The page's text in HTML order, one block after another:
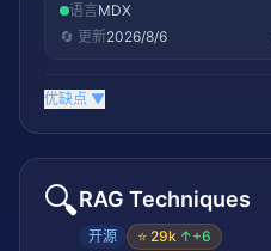
语言MDX
🔄 更新2026/8/6
优缺点 ▼
🔍RAG Techniques
开源 ⭐ 29k ↑+6